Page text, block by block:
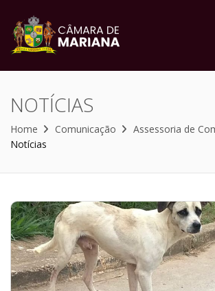
NOTÍCIAS
Home Comunicação
Assessoria de
Notícias